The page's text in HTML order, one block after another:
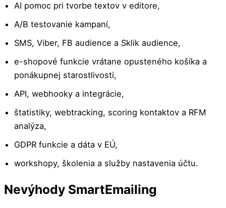
AI pomoc pri tvorbe textov v editore,
A/B testovanie kampaní,
SMS, Viber, FB audience a Sklik audience,
e-shopové funkcie vrátane opusteného košíka a
ponákupnej starostlivosti,
API, webhooky a integrácie,
štatistiky, webtracking, scoring kontaktov a RFM
analýza,
GDPR funkcie a dáta v EÚ,
workshopy, školenia a služby nastavenia účtu.
Nevýhody SmartEmailing